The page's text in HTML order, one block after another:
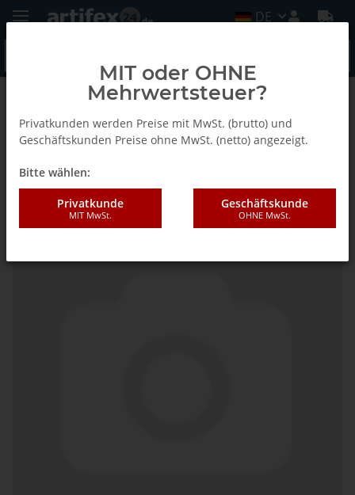
DE
Startseite
Fein Kupplung
MIT oder OHNE
Mehrwertsteuer?
Privatkunden werden Preise mit MwSt. (brutto) und
Geschäftskunden Preise ohne MwSt. (netto) angezeigt.
Bitte wählen:
Privatkunde
MIT MwSt.
Geschäftskunde
OHNE MwSt.